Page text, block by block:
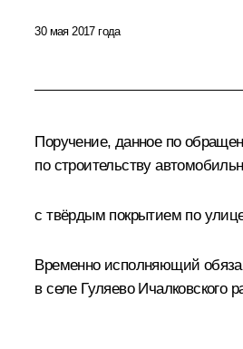
30 мая 2017 года
Поручение, данное по
по строительству
с твёрдым покрытием по
Временно исполняющий
в селе Гуляево Ичалковского